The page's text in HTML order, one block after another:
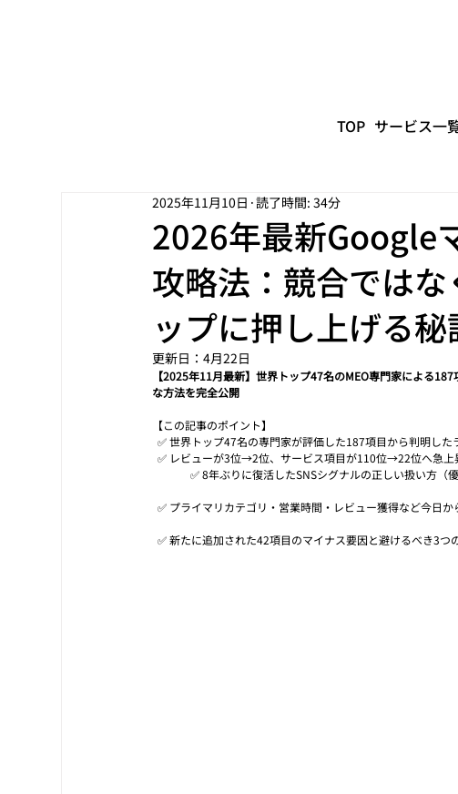
TOP サービス一
2026年最新Google
攻略法：競合では
ップに押し上げる秘
2025年11月10日 読了時間: 34分
更新日：4月22日
【2025年11月最新】世界トップ47名のMEO専門家による
な方法を完全公開
【この記事
✅ 世界トップ47名の専門家が評価した187項目から判明した
✅ レビューが3位→2位、サービス
✅ 8年ぶりに復活したSNSシグ
✅ プライマリカテゴリ・営業時間・レ
✅ 新たに追加された42項目のマイナス要因と避けるべき